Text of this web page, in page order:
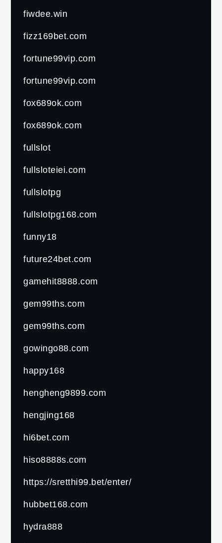
fiwdee.win
fizz169bet.com
fortune99vip.com
fortune99vip.com
fox689ok.com
fox689ok.com
fullslot
fullsloteiei.com
fullslotpg
fullslotpg168.com
funny18
future24bet.com
gamehit8888.com
gem99ths.com
gem99ths.com
gowingo88.com
happy168
hengheng9899.com
hengjing168
hi6bet.com
hiso8888s.com
https://sretthi99.bet/enter/
hubbet168.com
hydra888